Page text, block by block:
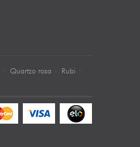
Quartzo rosa
Rubi